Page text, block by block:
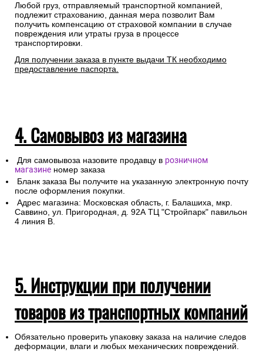
Любой груз, отправляемый транспортной компанией,
подлежит страхованию, данная мера позволит Вам
получить компенсацию от страховой компании в случае
повреждения или утраты груза в процессе
транспортировки.
Для получении заказа в пункте выдачи ТК необходимо
предоставление паспорта.
4. Самовывоз из магазина
Для самовывоза назовите продавцу в розничном
магазине номер заказа
Бланк заказа Вы получите на указанную электронную почту
после оформления покупки.
Адрес магазина: Московская область, г. Балашиха, мкр.
Саввино, ул. Пригородная, д. 92А ТЦ "Стройпарк" павильон
4 линия В.
5. Инструкции при получении
товаров из транспортных компаний
Обязательно проверить упаковку заказа на наличие следов
деформации, влаги и любых механических повреждений.